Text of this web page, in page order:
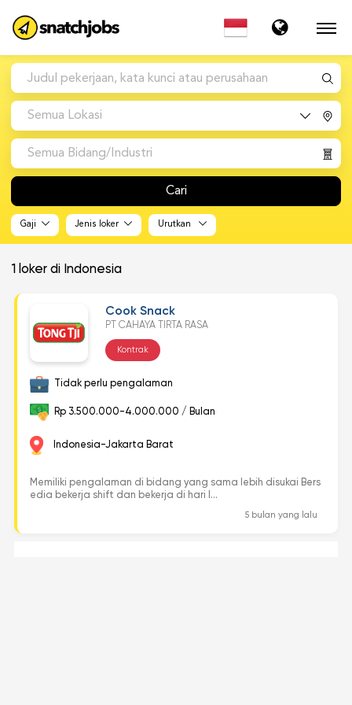
Semua Lokasi
Semua Bidang/Industri
Cari
Gaji Jenis loker Urutkan
1 loker di Indonesia
Cook Snack
PT CAHAYA TIRTA RASA
Kontrak
Tidak perlu pengalaman
Rp 3.500.000-4.000.000 / Bulan
Indonesia-Jakarta Barat
Memiliki pengalaman di bidang yang sama lebih disukai Bers
edia bekerja shift dan bekerja di hari l...
5 bulan yang lalu